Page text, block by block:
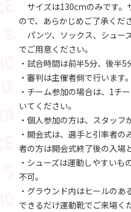
サイズは130cmのみです。
ので、あらかじめご了承くだ
パンツ、ソックス、シュー
でご用意ください。
・試合時間は前半5分、後半5
・審判は主催者側で行います。
・チーム参加の場合は、1チ
いてください。
・個人参加の方は、スタッフ
・開会式は、選手と引率者
者の方は開会式終了後の入場
・シューズは運動しやすい
不可。
・グラウンド内はヒールのあ
できるだけ運動靴でご来場く